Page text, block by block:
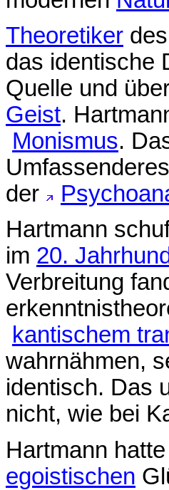
Theoretiker des
das identische
Quelle und
Geist.
Monismus.
der
Hartmann
im 20.
Verbreitung
kantischem
wahrnähmen,
identisch. Das
nicht, wie bei
Hartmann
egoistischen